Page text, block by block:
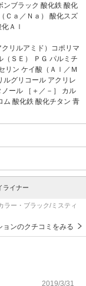
ンブラック 酸化鉄 酸化
Ｃａ／Ｎａ） 酸化スズ
Ａｌ
リルアミド）コポリマ
（ＳＥ） ＰＧ パルミチ
リン ケイ酸（Ａｌ／Ｍ
ルグリコール アクリレ
ール ［＋／－］ カル
ム 酸化鉄 酸化チタン 青
ライナー
ラー・ブラック/ミスティ
ョンのクチコミをみる
2019/3/31